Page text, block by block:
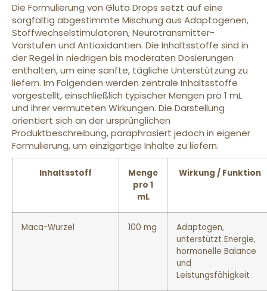
Die Formulierung von Gluta Drops setzt auf eine
sorgfältig abgestimmte Mischung aus Adaptogenen,
Stoffwechselstimulatoren, Neurotransmitter-
Vorstufen und Antioxidantien. Die Inhaltsstoffe sind in
der Regel in niedrigen bis moderaten Dosierungen
enthalten, um eine sanfte, tägliche Unterstützung zu
liefern. Im Folgenden werden zentrale Inhaltsstoffe
vorgestellt, einschließlich typischer Mengen pro 1 mL
und ihrer vermuteten Wirkungen. Die Darstellung
orientiert sich an der ursprünglichen
Produktbeschreibung, paraphrasiert jedoch in eigener
Formulierung, um einzigartige Inhalte zu liefern.
Inhaltsstoff
Menge
pro 1
mL
Wirkung / Funktion
Maca-Wurzel 100 mg
Adaptogen,
unterstützt Energie,
hormonelle Balance
und
Leistungsfähigkeit